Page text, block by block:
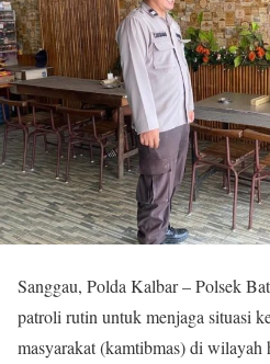
Sanggau, Polda Kalbar – Polsek
patroli rutin untuk menjaga situasi
masyarakat (kamtibmas) di